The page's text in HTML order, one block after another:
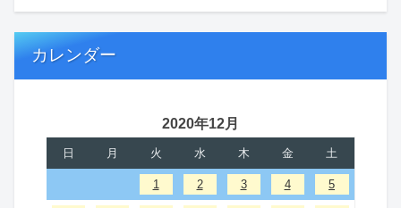
カレンダー
2020年12月
日 月 火 水 木 金 土
1 2 3 4 5